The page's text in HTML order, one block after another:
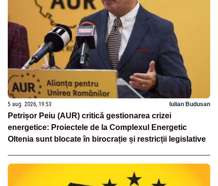
5 aug. 2026, 19:53 Iulian Budusan
Petrișor Peiu (AUR) critică gestionarea crizei
energetice: Proiectele de la Complexul Energetic
Oltenia sunt blocate în birocrație și restricții legislative